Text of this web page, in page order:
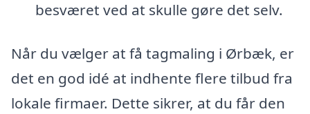
besværet ved at skulle gøre det selv.
Når du vælger at få tagmaling i Ørbæk, er
det en god idé at indhente flere tilbud fra
lokale firmaer. Dette sikrer, at du får den